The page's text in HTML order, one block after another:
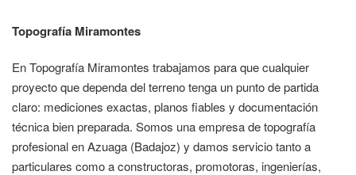
Topografía Miramontes
En Topografía Miramontes trabajamos para que cualquier
proyecto que dependa del terreno tenga un punto de partida
claro: mediciones exactas, planos fiables y documentación
técnica bien preparada. Somos una empresa de topografía
profesional en Azuaga (Badajoz) y damos servicio tanto a
particulares como a constructoras, promotoras, ingenierías,